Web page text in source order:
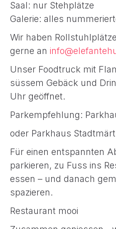
Saal: nur Stehplätze
Galerie: alles
Wir haben
gerne an
Unser Foodtruck mit
süssem Gebäck und
Uhr geöffnet.
Parkempfehlung:
oder Parkhaus
Für einen entspannten
parkieren, zu Fuss ins
essen – und danach
spazieren.
Restaurant mooi